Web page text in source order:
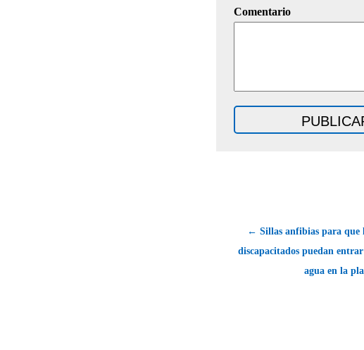
Comentario
← Sillas anfibias para que
discapacitados puedan entrar
agua en la